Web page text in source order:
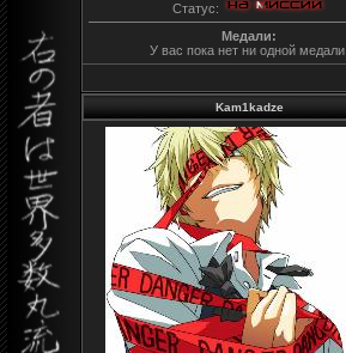
Статус:
Медали:
У вас пока нет ни одной медали.
Kam1kadze